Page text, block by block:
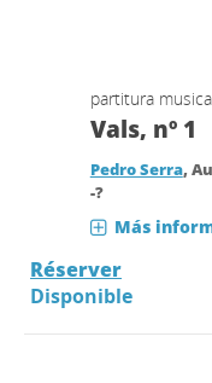
partitura
Vals, nº 1
Pedro Serra,
-?
Más
Réserver
Disponible